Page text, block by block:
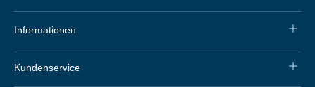
Informationen
Kundenservice